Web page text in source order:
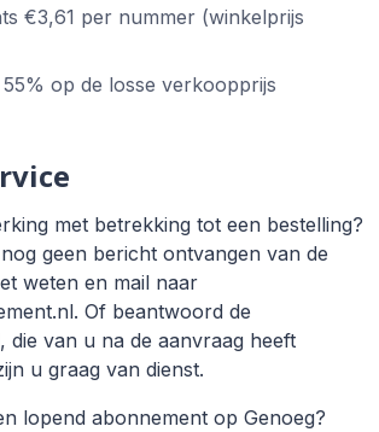
€3,61 per nummer (winkelprijs
op de losse verkoopprijs
met betrekking tot een bestelling?
geen bericht ontvangen van de
weten en mail naar
Of beantwoord de
die van u na de aanvraag heeft
u graag van dienst.
lopend abonnement op Genoeg?